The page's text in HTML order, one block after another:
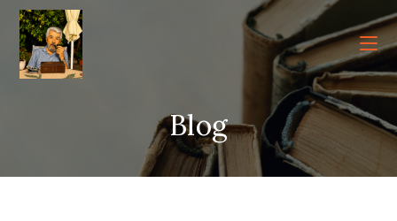
contenido
Blog